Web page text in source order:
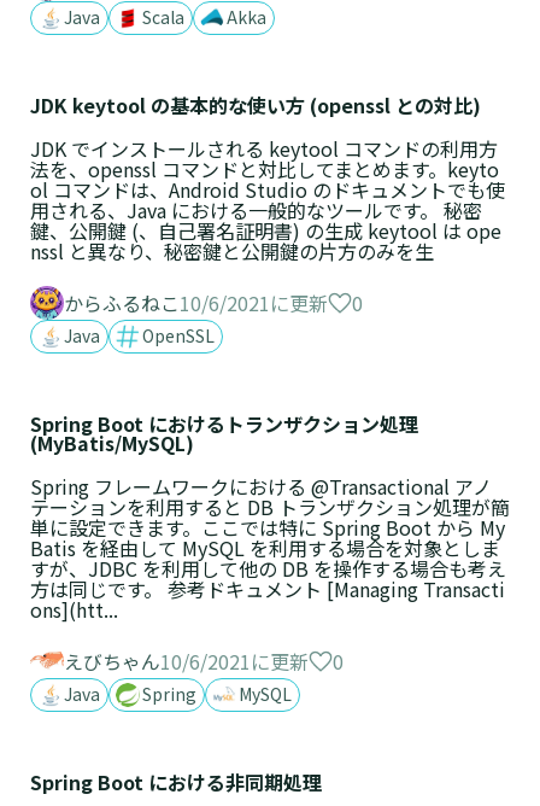
Java Scala Akka
JDK keytool の基本的な使い方 (openssl との対比)
JDK でインストールされる keytool コマンドの利用方
法を、openssl コマンドと対比してまとめます。keyto
ol コマンドは、Android Studio のドキュメントでも使
用される、Java における一般的なツールです。 秘密
鍵、公開鍵 (、自己署名証明書) の生成 keytool は ope
nssl と異なり、秘密鍵と公開鍵の片方のみを生
からふるねこ10/6/2021に更新 0
Java OpenSSL
Spring Boot におけるトランザクション処理
(MyBatis/MySQL)
Spring フレームワークにおける @Transactional アノ
テーションを利用すると DB トランザクション処理が簡
単に設定できます。ここでは特に Spring Boot から My
Batis を経由して MySQL を利用する場合を対象としま
すが、JDBC を利用して他の DB を操作する場合も考え
方は同じです。 参考ドキュメント [Managing Transacti
ons](htt...
えびちゃん10/6/2021に更新 0
Java Spring MySQL
Spring Boot における非同期処理